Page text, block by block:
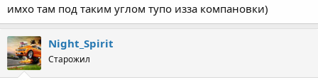
имхо там под таким углом тупо изза компановки)
Night_Spirit
Старожил